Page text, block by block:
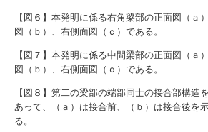
【図６】本発明に係る右角梁部の正面図（ａ
図（ｂ）、右側面図（ｃ）である。
【図７】本発明に係る中間梁部の正面図（ａ
図（ｂ）、右側面図（ｃ）である。
【図８】第二の梁部の端部同士の接合部構造
あって、（ａ）は接合前、（ｂ）は接合後を
る。